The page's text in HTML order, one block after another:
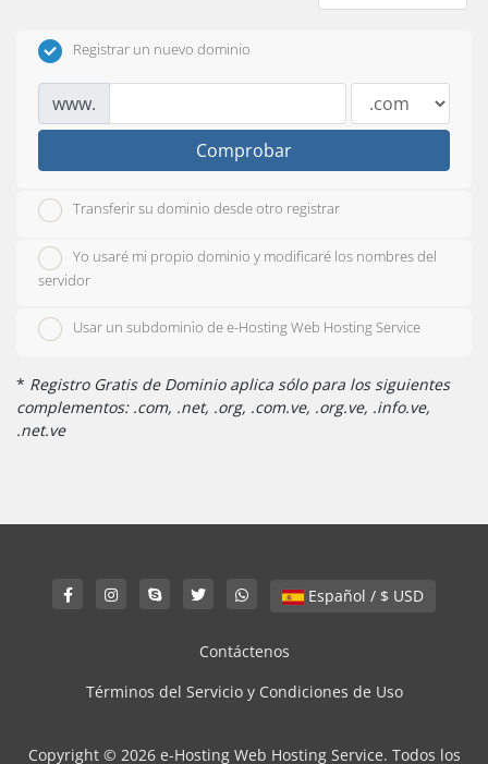
Registrar un nuevo dominio
www.
Comprobar
Transferir su dominio desde otro registrar
Yo usaré mi propio dominio y modificaré los nombres del
servidor
Usar un subdominio de e-Hosting Web Hosting Service
* Registro Gratis de Dominio aplica sólo para los siguientes
complementos: .com, .net, .org, .com.ve, .org.ve, .info.ve,
.net.ve
Español / $ USD
Contáctenos
Términos del Servicio y Condiciones de Uso
Copyright © 2026 e-Hosting Web Hosting Service. Todos los